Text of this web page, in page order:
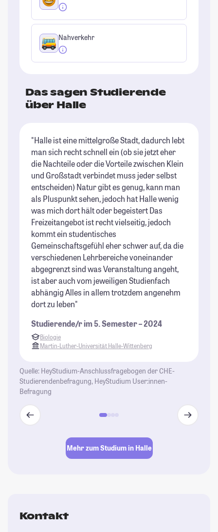
Nahverkehr
Das sagen Studierende
über Halle
"Halle ist eine mittelgroße Stadt, dadurch lebt
man sich recht schnell ein (ob sie jetzt eher
die Nachteile oder die Vorteile zwischen Klein
und Großstadt verbindet muss jeder selbst
entscheiden) Natur gibt es genug, kann man
als Pluspunkt sehen, jedoch hat Halle wenig
was mich dort hält oder begeistert Das
Freizeitangebot ist recht vielseitig, jedoch
kommt ein studentisches
Gemeinschaftsgefühl eher schwer auf, da die
verschiedenen Lehrbereiche voneinander
abgegrenzt sind was Veranstaltung angeht,
ist aber auch vom jeweiligen Studienfach
abhängig Alles in allem trotzdem angenehm
dort zu leben"
Studierende/r im 5. Semester – 2024
Biologie
Martin-Luther-Universität Halle-Wittenberg
Quelle: HeyStudium-Anschlussfragebogen der CHE-
Studierendenbefragung, HeyStudium User:innen-
Befragung
Mehr zum Studium in Halle
Kontakt